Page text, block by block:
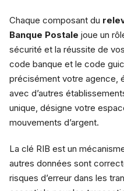
Chaque composant du
Banque Postale joue un
sécurité et la réussite de
code banque et le code
précisément votre agence,
avec d’autres
unique, désigne votre
mouvements d’argent.
La clé RIB est un
autres données sont
risques d’erreur dans les